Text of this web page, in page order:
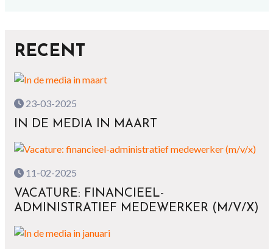
RECENT
23-03-2025
IN DE MEDIA IN MAART
11-02-2025
VACATURE: FINANCIEEL-
ADMINISTRATIEF MEDEWERKER (M/V/X)